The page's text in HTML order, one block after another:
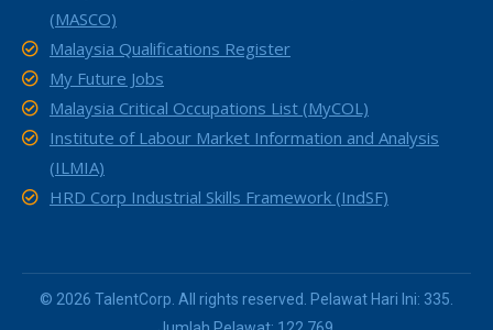
(MASCO)
Malaysia Qualifications Register
My Future Jobs
Malaysia Critical Occupations List (MyCOL)
Institute of Labour Market Information and Analysis
(ILMIA)
HRD Corp Industrial Skills Framework (IndSF)
© 2026 TalentCorp. All rights reserved. Pelawat Hari Ini: 335.